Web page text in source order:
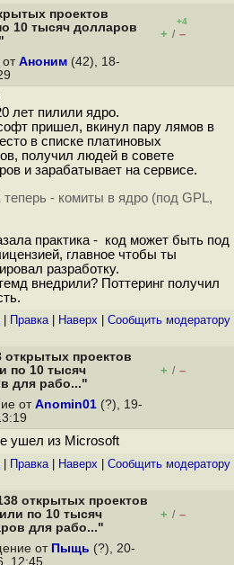
проектов
10 тысяч долларов
+4
+ / –
Аноним (42), 18-
лет пилили ядро.
пришел, вкинул пару лямов в
в списке платиновых
получил людей в совете
и зарабатывает на сервисе.
- комиты в ядро (под GPL,
практика - код может быть под
главное чтобы ты
разработку.
внедрили? Поттеринг получил
Правка| Наверх Cообщить модератору
открытых проектов
по 10 тысяч
для рабо..."
+ / –
от Anomin01 (?), 19-
ушел из Microsoft
Правка| Наверх Cообщить модератору
открытых проектов
по 10 тысяч
для рабо..."
+ / –
от Пыщь (?), 20-
12:45